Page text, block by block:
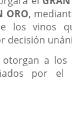
ORO,
los vinos
decisión
a los
por el